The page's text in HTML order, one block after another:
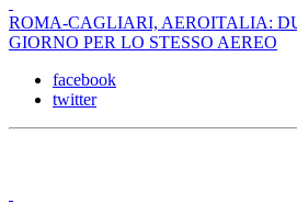
ROMA-CAGLIARI, AEROITALIA:
GIORNO PER LO STESSO AEREO
facebook
twitter